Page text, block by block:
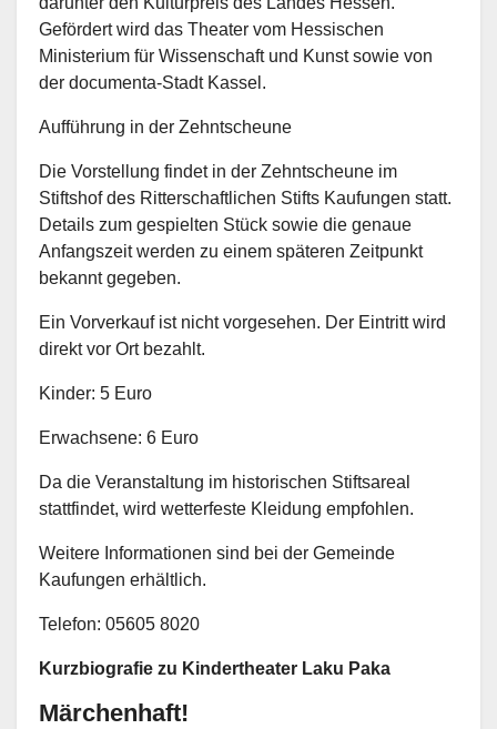
Gefördert wird das Theater vom Hessischen
Ministerium für Wissenschaft und Kunst sowie von
der documenta-Stadt Kassel.
Aufführung in der Zehntscheune
Die Vorstellung findet in der Zehntscheune im
Stiftshof des Ritterschaftlichen Stifts Kaufungen statt.
Details zum gespielten Stück sowie die genaue
Anfangszeit werden zu einem späteren Zeitpunkt
bekannt gegeben.
Ein Vorverkauf ist nicht vorgesehen. Der Eintritt wird
direkt vor Ort bezahlt.
Kinder: 5 Euro
Erwachsene: 6 Euro
Da die Veranstaltung im historischen Stiftsareal
stattfindet, wird wetterfeste Kleidung empfohlen.
Weitere Informationen sind bei der Gemeinde
Kaufungen erhältlich.
Telefon: 05605 8020
Kurzbiografie zu Kindertheater Laku Paka
Märchenhaft!